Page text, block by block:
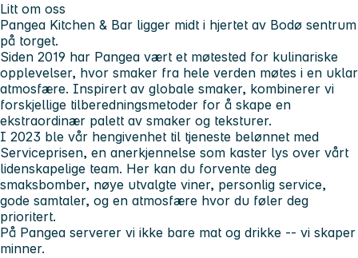
Litt om oss
Pangea Kitchen & Bar ligger midt i hjertet av Bodø sentrum
på torget.
Siden 2019 har Pangea vært et møtested for kulinariske
opplevelser, hvor smaker fra hele verden møtes i en uklar
atmosfære. Inspirert av globale smaker, kombinerer vi
forskjellige tilberedningsmetoder for å skape en
ekstraordinær palett av smaker og teksturer.
I 2023 ble vår hengivenhet til tjeneste belønnet med
Serviceprisen, en anerkjennelse som kaster lys over vårt
lidenskapelige team. Her kan du forvente deg
smaksbomber, nøye utvalgte viner, personlig service,
gode samtaler, og en atmosfære hvor du føler deg
prioritert.
På Pangea serverer vi ikke bare mat og drikke -- vi skaper
minner.